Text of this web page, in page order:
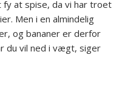
at spise, da vi har troet
Men i en almindelig
og bananer er derfor
du vil ned i vægt, siger